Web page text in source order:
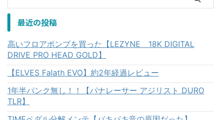
最近の投稿
高いフロアポンプを買った【LEZYNE 18K DIGITAL
DRIVE PRO HEAD GOLD】
【ELVES Falath EVO】約2年経過レビュー
1年半パンク無し！！【パナレーサー アジリスト DURO
TLR】